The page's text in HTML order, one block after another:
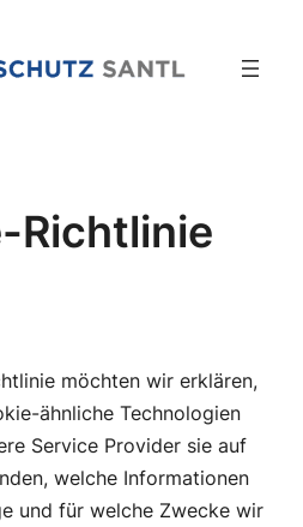
Richtlinie
möchten wir erklären,
ähnliche Technologien
Service Provider sie auf
welche Informationen
und für welche Zwecke wir